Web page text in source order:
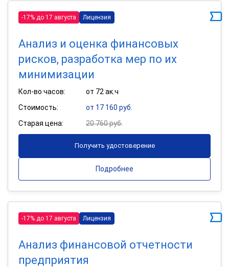
-17% до 17 августа Лицензия
Анализ и оценка финансовых
рисков, разработка мер по их
минимизации
Кол-во часов:
от 72 ак.ч
Стоимость:
от 17 160 руб.
Старая цена:
20 760 руб.
Получить удостоверение
Подробнее
-17% до 17 августа Лицензия
Анализ финансовой отчетности
предприятия